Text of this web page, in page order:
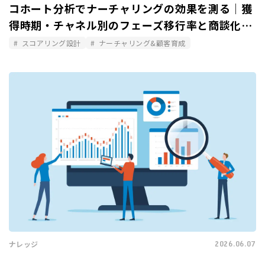
コホート分析でナーチャリングの効果を測る｜獲
得時期・チャネル別のフェーズ移行率と商談化率
を比較する
スコアリング設計 ナーチャリング&顧客育成
ナレッジ 2026.06.07